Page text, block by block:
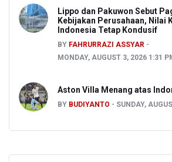
Lippo dan Pakuwon Sebut
Kebijakan Perusahaan, Nilai
Indonesia Tetap Kondusif
BY FAHRURRAZI ASSYAR
MONDAY, AUGUST 3, 2026 1:31
Aston Villa Menang atas
BY BUDIYANTO SUNDAY,